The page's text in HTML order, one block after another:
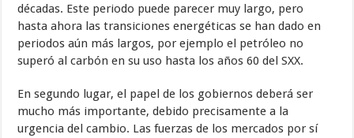
décadas. Este periodo puede parecer muy largo, pero
hasta ahora las transiciones energéticas se han dado en
periodos aún más largos, por ejemplo el petróleo no
superó al carbón en su uso hasta los años 60 del SXX.
En segundo lugar, el papel de los gobiernos deberá ser
mucho más importante, debido precisamente a la
urgencia del cambio. Las fuerzas de los mercados por sí